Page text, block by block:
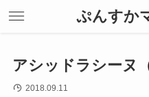
ぷんすか
アシッドラシーヌ
2018.09.11